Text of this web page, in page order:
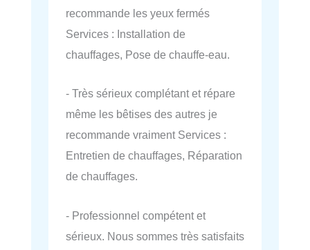
recommande les yeux fermés
Services : Installation de
chauffages, Pose de chauffe-eau.
- Très sérieux complétant et répare
même les bêtises des autres je
recommande vraiment Services :
Entretien de chauffages, Réparation
de chauffages.
- Professionnel compétent et
sérieux. Nous sommes très satisfaits